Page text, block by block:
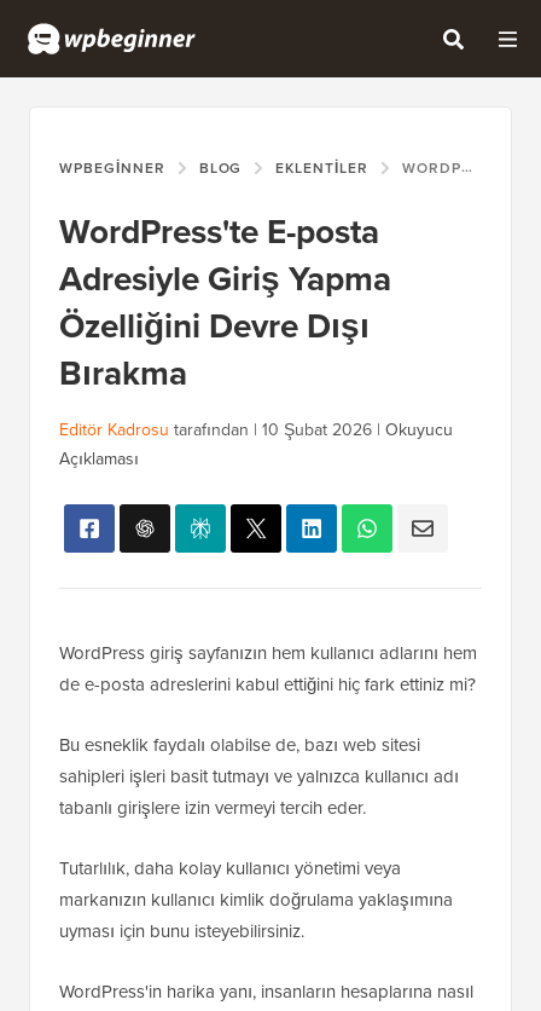
WPBEGINNER BLOG EKLENTILER WORDPRESS'TE E-POSTA ADRESIYLE GIRIŞ YAPMA ÖZELLIĞINI DEVRE DIŞI BIRAKMA
WordPress'te E-posta
Adresiyle Giriş Yapma
Özelliğini Devre Dışı
Bırakma
Editör Kadrosu tarafından | 10 Şubat 2026 | Okuyucu
Açıklaması
WordPress giriş sayfanızın hem kullanıcı adlarını hem
de e-posta adreslerini kabul ettiğini hiç fark ettiniz mi?
Bu esneklik faydalı olabilse de, bazı web sitesi
sahipleri işleri basit tutmayı ve yalnızca kullanıcı adı
tabanlı girişlere izin vermeyi tercih eder.
Tutarlılık, daha kolay kullanıcı yönetimi veya
markanızın kullanıcı kimlik doğrulama yaklaşımına
uyması için bunu isteyebilirsiniz.
WordPress'in harika yanı, insanların hesaplarına nasıl